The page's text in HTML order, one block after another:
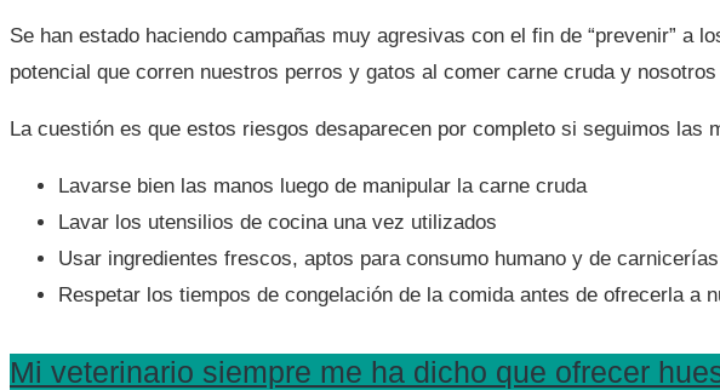
Se han estado haciendo campañas muy agresivas con el fin de “prevenir” a
potencial que corren nuestros perros y gatos al comer carne cruda y
La cuestión es que estos riesgos desaparecen por completo si seguimos las
Lavarse bien las manos luego de manipular la carne cruda
Lavar los utensilios de cocina una vez utilizados
Usar ingredientes frescos, aptos para consumo humano y de
Respetar los tiempos de congelación de la comida antes de ofrecerla
Mi veterinario siempre me ha dicho que ofrecer